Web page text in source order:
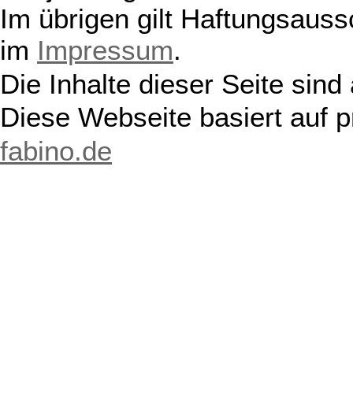
Im übrigen gilt
im Impressum.
Die Inhalte dieser Seite
Diese Webseite basiert auf
fabino.de